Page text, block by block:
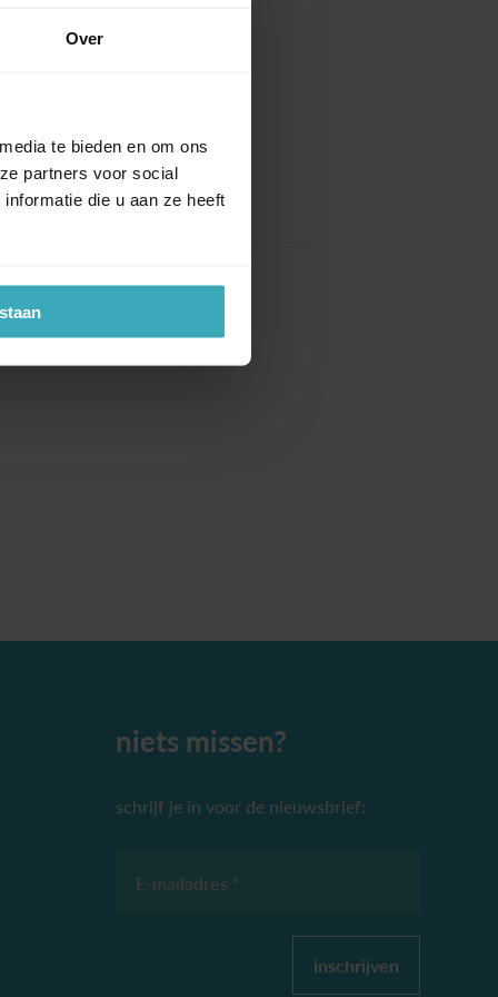
Over
te bieden en om ons
partners voor social
die u aan ze heeft
niets missen?
schrijf je in voor de nieuwsbrief:
E-mailadres *
inschrijven